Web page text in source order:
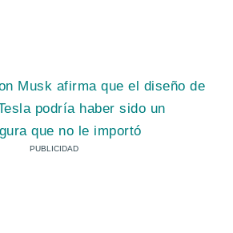
Musk afirma que el diseño de
podría haber sido un
que no le importó